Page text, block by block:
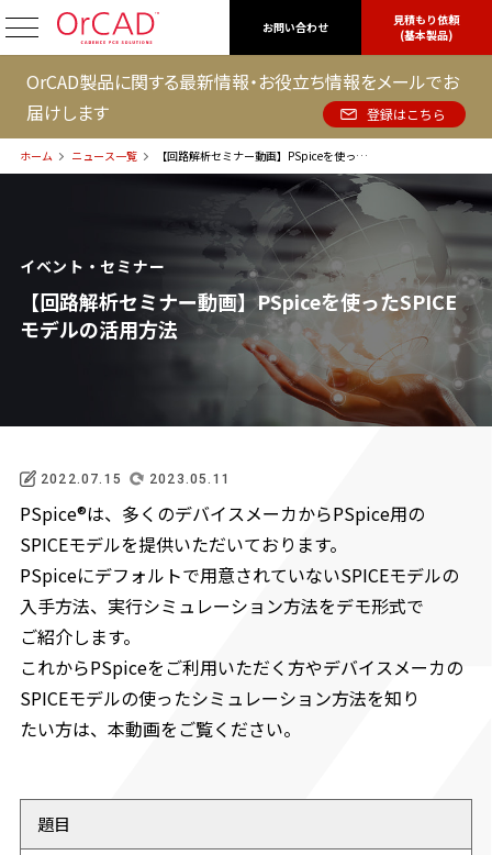
お問い合わせ
見積もり依頼
(基本製品)
OrCAD製品に関する最新情報・お役立ち情報をメールでお
届けします
登録はこちら
ホーム ニュース一覧 【回路解析セミナー動画】PSpiceを使ったSPICEモデルの活用方法
イベント・セミナー
【回路解析セミナー動画】PSpiceを使ったSPICE
モデルの活用方法
2022.07.15 2023.05.11
PSpice®は、多くのデバイスメーカからPSpice用の
SPICEモデルを提供いただいております。
PSpiceにデフォルトで用意されていないSPICEモデルの
入手方法、実行シミュレーション方法をデモ形式で
ご紹介します。
これからPSpiceをご利用いただく方やデバイスメーカの
SPICEモデルの使ったシミュレーション方法を知り
たい方は、本動画をご覧ください。
題目